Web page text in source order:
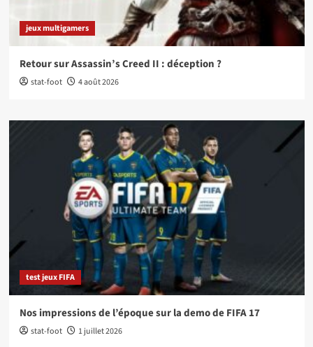
jeux multigamers
Retour sur Assassin’s Creed II : déception ?
stat-foot 4 août 2026
test jeux FIFA
Nos impressions de l’époque sur la demo de FIFA 17
stat-foot 1 juillet 2026